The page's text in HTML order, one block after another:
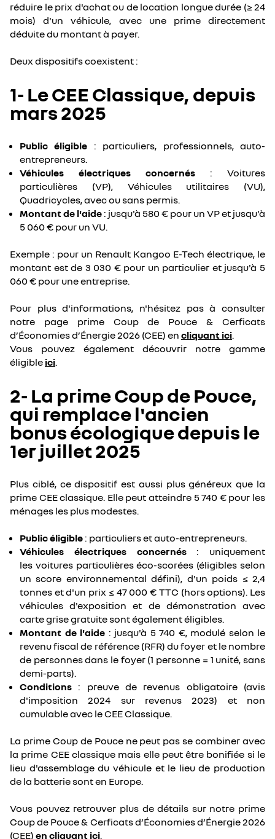
réduire le prix d'achat ou de location longue durée (≥ 24
mois) d'un véhicule, avec une prime directement
déduite du montant à payer.
Deux dispositifs coexistent :
1- Le CEE Classique, depuis
mars 2025
Public éligible : particuliers, professionnels, auto-
entrepreneurs.
Véhicules électriques concernés : Voitures
particulières (VP), Véhicules utilitaires (VU),
Quadricycles, avec ou sans permis.
Montant de l'aide : jusqu'à 580 € pour un VP et jusqu'à
5 060 € pour un VU.
Exemple : pour un Renault Kangoo E-Tech électrique, le
montant est de 3 030 € pour un particulier et jusqu'à 5
060 € pour une entreprise.
Pour plus d'informations, n'hésitez pas à consulter
notre page prime Coup de Pouce & Cerficats
d’Économies d’Énergie 2026 (CEE) en cliquant ici.
Vous pouvez également découvrir notre gamme
éligible ici.
2- La prime Coup de Pouce,
qui remplace l'ancien
bonus écologique depuis le
1er juillet 2025
Plus ciblé, ce dispositif est aussi plus généreux que la
prime CEE classique. Elle peut atteindre 5 740 € pour les
ménages les plus modestes.
Public éligible : particuliers et auto-entrepreneurs.
Véhicules électriques concernés: uniquement
les voitures particulières éco-scorées (éligibles selon
un score environnemental défini), d'un poids ≤ 2,4
tonnes et d'un prix ≤ 47 000 € TTC (hors options). Les
véhicules d'exposition et de démonstration avec
carte grise gratuite sont également éligibles.
Montant de l'aide : jusqu'à 5 740 €, modulé selon le
revenu fiscal de référence (RFR) du foyer et le nombre
de personnes dans le foyer (1 personne = 1 unité, sans
demi-parts).
Conditions : preuve de revenus obligatoire (avis
d'imposition 2024 sur revenus 2023) et non
cumulable avec le CEE Classique.
La prime Coup de Pouce ne peut pas se combiner avec
la prime CEE classique mais elle peut être bonifiée si le
lieu d'assemblage du véhicule et le lieu de production
de la batterie sont en Europe.
Vous pouvez retrouver plus de détails sur notre prime
Coup de Pouce & Cerficats d’Économies d’Énergie 2026
(CEE) en cliquant ici.